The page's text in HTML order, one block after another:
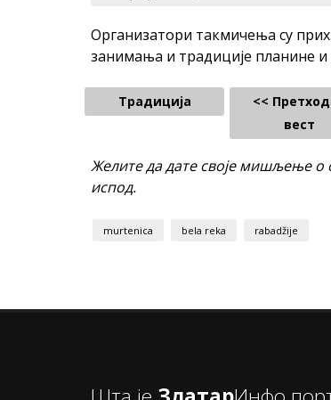
Организатори такмичења су
занимања и традиције планине
Традиција
<<
вест
Желите да дате своје мишљење о
испод.
murtenica bela reka rabadžije